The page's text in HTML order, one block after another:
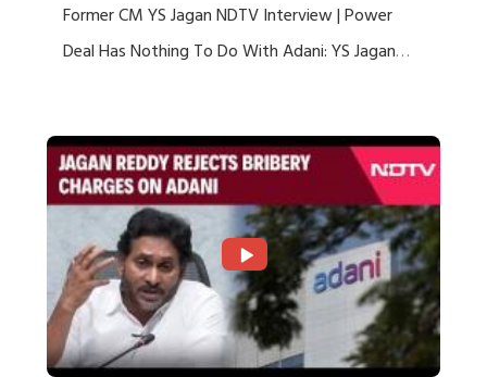
Former CM YS Jagan NDTV Interview | Power
Deal Has Nothing To Do With Adani: YS Jagan